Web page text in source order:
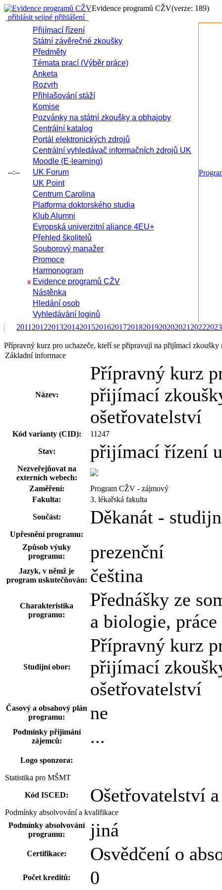
Evidence programů CŽV(verze: 189)
přihlásit sejiné přihlášení
--:--
Přijímací řízení
Státní závěrečné zkoušky
Předměty
Témata prací (Výběr práce)
Anketa
Rozvrh
Přihlašování stáží
Komise
Pozvánky na státní zkoušky a obhajoby
Centrální katalog
Portál elektronických zdrojů
Centrální vyhledávač informačních zdrojů UK
Moodle (E-learning)
UK Forum
UK Point
Centrum Carolina
Platforma doktorského studia
Klub Alumni
Evropská univerzitní aliance 4EU+
Přehled školitelů
Souborový manažer
Promoce
Harmonogram
x Evidence programů CŽV
Nástěnka
Hledání osob
Vyhledávání loginů
2011 2012201320142015201620172018201920202021 20222023
Přípravný kurz pro uchazeče, kteří se připravují na přijímací
Základní informace
Název:
Přípravný kurz
přijímací
ošetřovatelství
Kód varianty (CID): 11247
Stav: přijímací řízení
Nezveřejňovat na
externích webech:
Zaměření:
Program CŽV - zájmový
Fakulta:
3. lékařská fakulta
Součást: Děkanát -
Upřesnění programu:
Způsob výuky
programu:
prezenční
Jazyk, v němž je
program uskutečňován: čeština
Charakteristika
programu:
Přednášky ze
a biologie,
Studijní obor:
Přípravný kurz
přijímací
ošetřovatelství
Časový a obsahový plán
programu:
ne
Podmínky přijímání
zájemců:
...
Logo sponzora:
Statistika pro MŠMT
Kód ISCED: Ošetřovatelství
Podmínky absolvování a kvalifikace
Podmínky absolvování
programu:
jiná
Certifikace: Osvědčení o
Počet kreditů: 0